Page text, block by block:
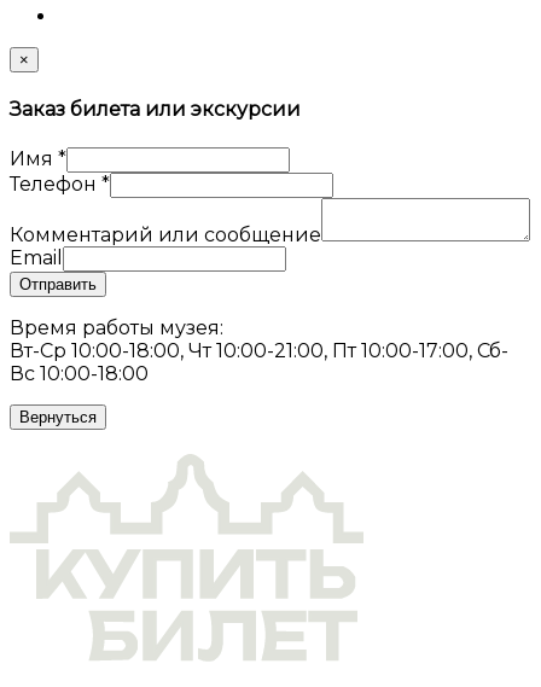
×
Заказ билета или экскурсии
Имя *
Телефон *
Комментарий или сообщение
Email
Отправить
Время работы музея:
Вт-Ср 10:00-18:00, Чт 10:00-21:00, Пт 10:00-17:00, Сб-
Вс 10:00-18:00
Вернуться